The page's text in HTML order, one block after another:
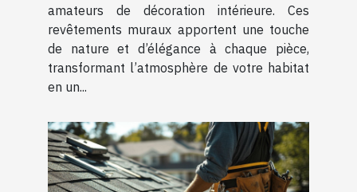
amateurs de décoration intérieure. Ces
revêtements muraux apportent une touche
de nature et d’élégance à chaque pièce,
transformant l’atmosphère de votre habitat
en un...